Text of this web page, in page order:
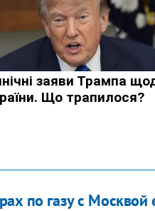
по газу с Москвой